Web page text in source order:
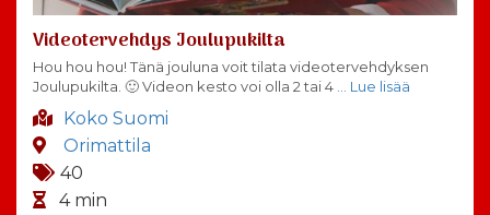
Videotervehdys Joulupukilta
Hou hou hou! Tänä jouluna voit tilata videotervehdyksen
Joulupukilta. 🙂 Videon kesto voi olla 2 tai 4 … Lue lisää
Koko Suomi
Orimattila
40
4 min